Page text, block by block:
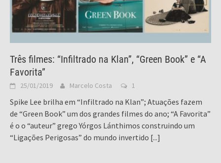
Três filmes: “Infiltrado na Klan”, “Green Book” e “A
Favorita”
25/01/2019 Marcelo Costa 1
Spike Lee brilha em “Infiltrado na Klan”; Atuações fazem
de “Green Book” um dos grandes filmes do ano; “A Favorita”
é o o “auteur” grego Yórgos Lánthimos construindo um
“Ligações Perigosas” do mundo invertido [...]